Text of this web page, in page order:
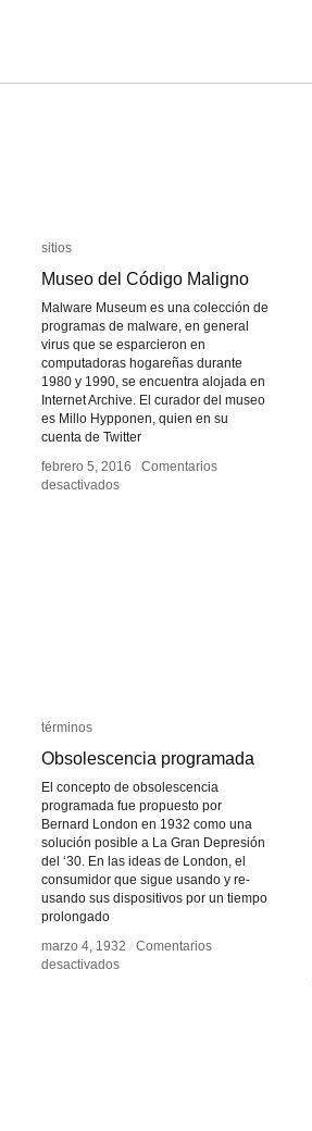
sitios
Museo del Código Maligno
Malware Museum es una colección de
programas de malware, en general
virus que se esparcieron en
computadoras hogareñas durante
1980 y 1990, se encuentra alojada en
Internet Archive. El curador del museo
es Millo Hypponen, quien en su
cuenta de Twitter
febrero 5, 2016 / Comentarios
desactivadosen
sitios
Museo del Código Maligno
febrero 5, 2016 / Comentarios
desactivadosen
términos
Obsolescencia programada
El concepto de obsolescencia
programada fue propuesto por
Bernard London en 1932 como una
solución posible a La Gran Depresión
del ‘30. En las ideas de London, el
consumidor que sigue usando y re-
usando sus dispositivos por un tiempo
prolongado
marzo 4, 1932 / Comentarios
desactivadosen
términos
Obsolescencia programada
marzo 4, 1932 / Comentarios
desactivadosen